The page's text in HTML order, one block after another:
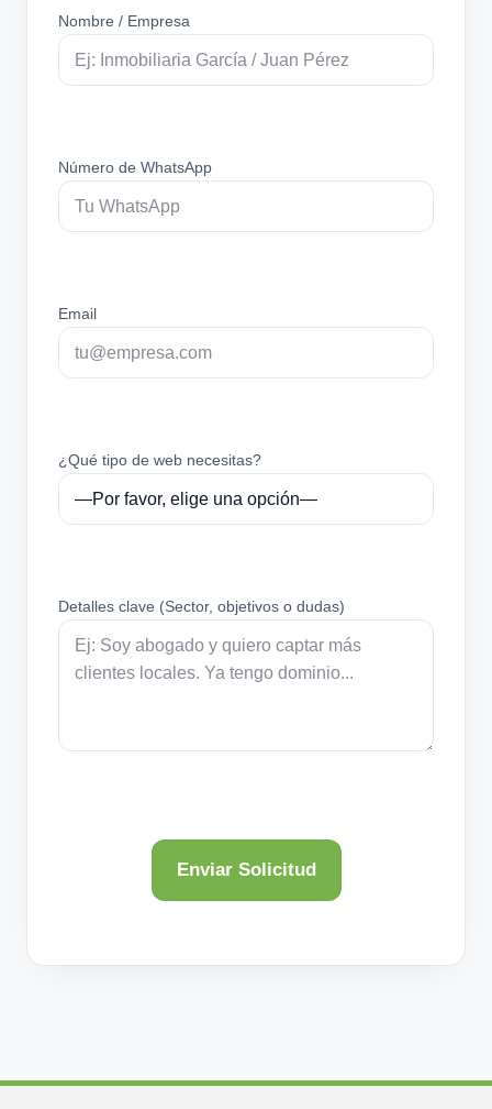
Nombre / Empresa
Número de WhatsApp
Email
¿Qué tipo de web necesitas?
Detalles clave (Sector, objetivos o dudas)